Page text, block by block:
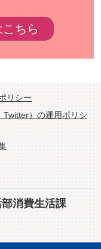
ちら
リシー
Twitter）の運用ポリシ
消費生活課